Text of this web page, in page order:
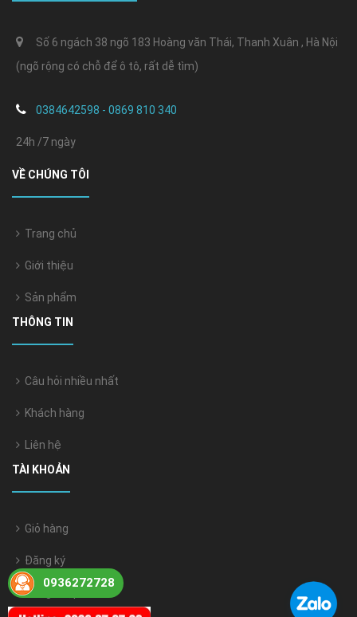
Số 6 ngách 38 ngõ 183 Hoàng văn Thái, Thanh Xuân , Hà Nội
(ngõ rộng có chỗ để ô tô, rất dễ tìm)
0384642598 - 0869 810 340
24h /7 ngày
VỀ CHÚNG TÔI
Trang chủ
Giới thiệu
Sản phẩm
THÔNG TIN
Câu hỏi nhiều nhất
Khách hàng
Liên hệ
TÀI KHOẢN
Giỏ hàng
Đăng ký
Đăng nhập
0936272728